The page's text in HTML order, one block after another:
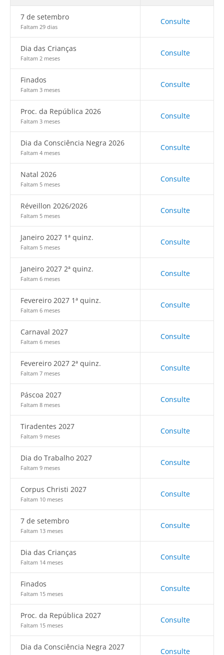
7 de setembro
Faltam 29 dias
Consulte
Dia das Crianças
Faltam 2 meses
Consulte
Finados
Faltam 3 meses
Consulte
Proc. da República 2026
Faltam 3 meses
Consulte
Dia da Consciência Negra 2026
Faltam 4 meses
Consulte
Natal 2026
Faltam 5 meses
Consulte
Réveillon 2026/2026
Faltam 5 meses
Consulte
Janeiro 2027 1ª quinz.
Faltam 5 meses
Consulte
Janeiro 2027 2ª quinz.
Faltam 6 meses
Consulte
Fevereiro 2027 1ª quinz.
Faltam 6 meses
Consulte
Carnaval 2027
Faltam 6 meses
Consulte
Fevereiro 2027 2ª quinz.
Faltam 7 meses
Consulte
Páscoa 2027
Faltam 8 meses
Consulte
Tiradentes 2027
Faltam 9 meses
Consulte
Dia do Trabalho 2027
Faltam 9 meses
Consulte
Corpus Christi 2027
Faltam 10 meses
Consulte
7 de setembro
Faltam 13 meses
Consulte
Dia das Crianças
Faltam 14 meses
Consulte
Finados
Faltam 15 meses
Consulte
Proc. da República 2027
Faltam 15 meses
Consulte
Dia da Consciência Negra 2027 Consulte